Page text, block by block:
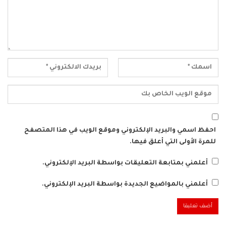
احفظ اسمي والبريد الإلكتروني وموقع الويب في هذا المتصفح
للمرة الأولى التي أعلق فيها.
أعلمني بمتابعة التعليقات بواسطة البريد الإلكتروني.
أعلمني بالمواضيع الجديدة بواسطة البريد الإلكتروني.